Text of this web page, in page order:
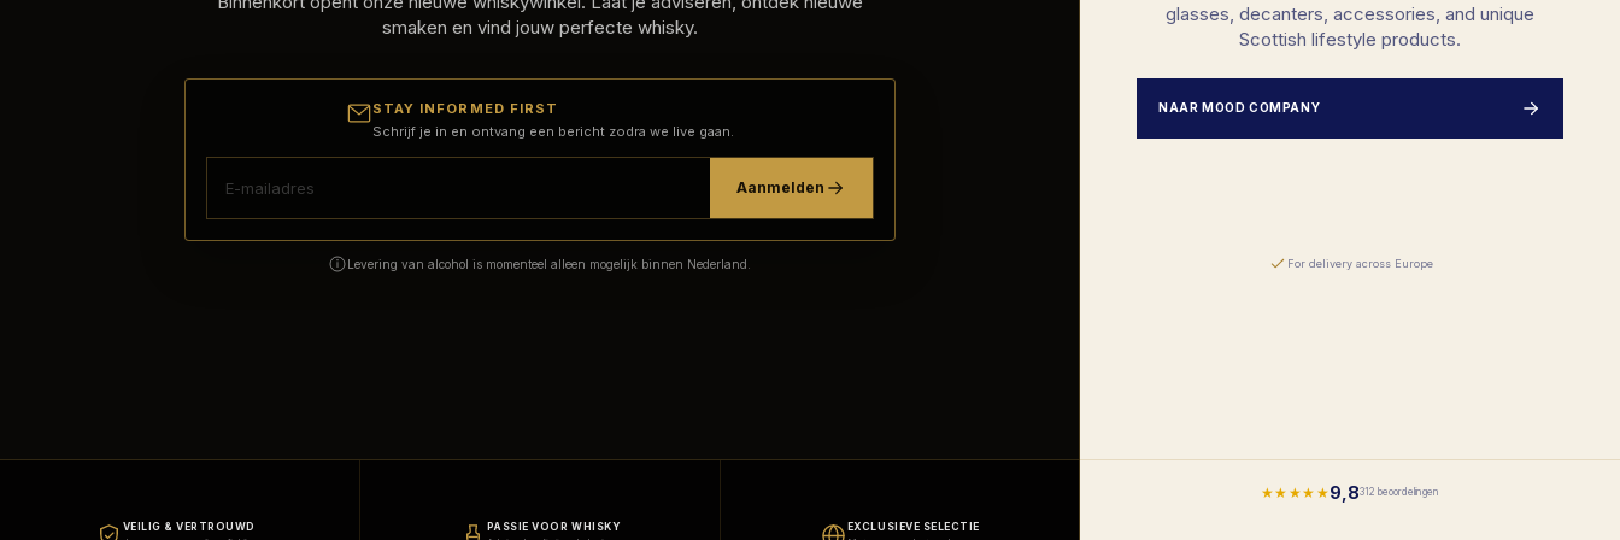
smaken en vind jouw perfecte whisky.
STAY INFORMED FIRST
Schrijf je in en ontvang een bericht zodra we live gaan.
Aanmelden
Levering van alcohol is momenteel alleen mogelijk binnen Nederland.
VEILIG & VERTROUWD
PASSIE VOOR WHISKY
EXCLUSIEVE SELECTIE
glasses, decanters, accessories, and unique
Scottish lifestyle products.
NAAR MOOD COMPANY
For delivery across Europe
★★★★★9,8312 beoordelingen